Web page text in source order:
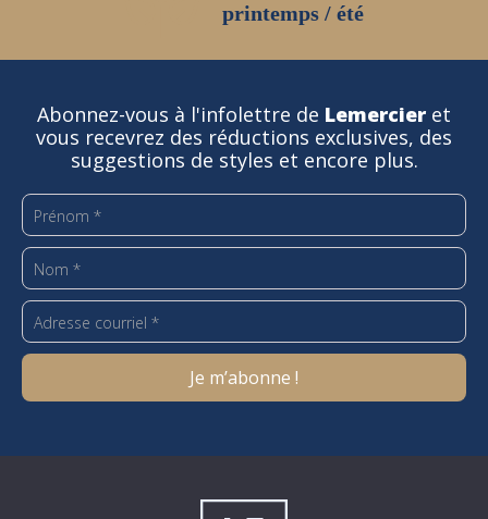
printemps / été
Abonnez-vous à l'infolettre de Lemercier et
vous recevrez des réductions exclusives, des
suggestions de styles et encore plus.